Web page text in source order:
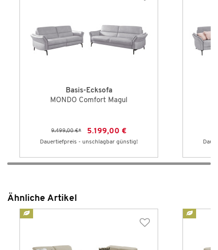
Basis-Ecksofa
MONDO Comfort Magul
9.499,00 €* 5.199,00 €
Dauertiefpreis - unschlagbar günstig!
Ähnliche Artikel